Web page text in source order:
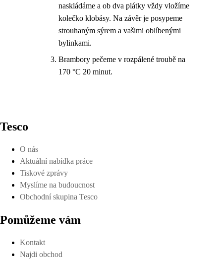
naskládáme a ob dva plátky vždy vložíme
kolečko klobásy. Na závěr je posypeme
strouhaným sýrem a vašimi oblíbenými
bylinkami.
Brambory pečeme v rozpálené troubě na
170 °C 20 minut.
Tesco
O nás
Aktuální nabídka práce
Tiskové zprávy
Myslíme na budoucnost
Obchodní skupina Tesco
Pomůžeme vám
Kontakt
Najdi obchod